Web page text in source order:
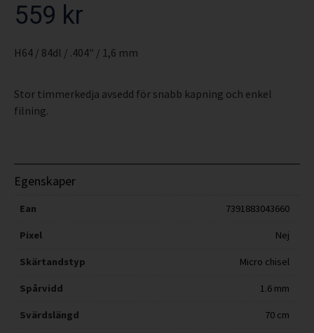
559 kr
H64 / 84dl / .404″ / 1,6 mm
Stor timmerkedja avsedd för snabb kapning och enkel
filning.
Egenskaper
Ean 7391883043660
Pixel Nej
Skärtandstyp Micro chisel
Spårvidd 1.6 mm
Svärdslängd 70 cm